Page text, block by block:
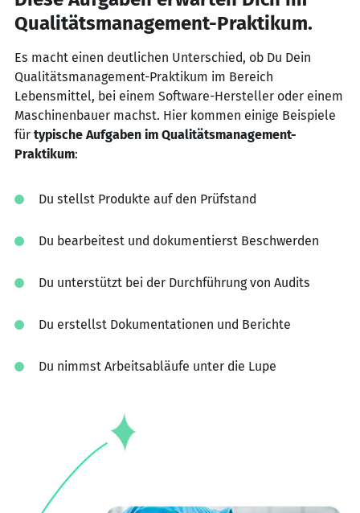
Qualitätsmanagement-Praktikum.
Es macht einen deutlichen Unterschied, ob Du Dein
Qualitätsmanagement-Praktikum im Bereich
Lebensmittel, bei einem Software-Hersteller oder einem
Maschinenbauer machst. Hier kommen einige Beispiele
für typische Aufgaben im Qualitätsmanagement-
Praktikum:
Du stellst Produkte auf den Prüfstand
Du bearbeitest und dokumentierst Beschwerden
Du unterstützt bei der Durchführung von Audits
Du erstellst Dokumentationen und Berichte
Du nimmst Arbeitsabläufe unter die Lupe